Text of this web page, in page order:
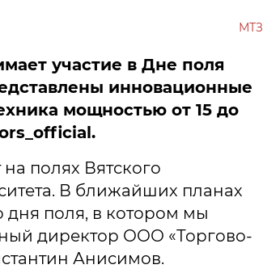
МТЗ
участие в Дне поля
инновационные
мощностью от 15 до
полях Вятского
В ближайших планах
поля, в котором мы
директор ООО «Торгово-
Анисимов.